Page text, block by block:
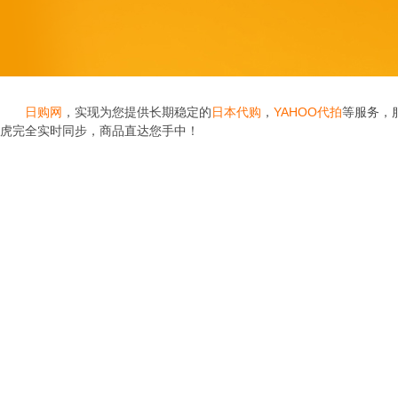
日购网 ，实现为您提供长期稳定的日本代购 ， YAHOO代拍等服务，
虎完全实时同步，商品直达您手中！